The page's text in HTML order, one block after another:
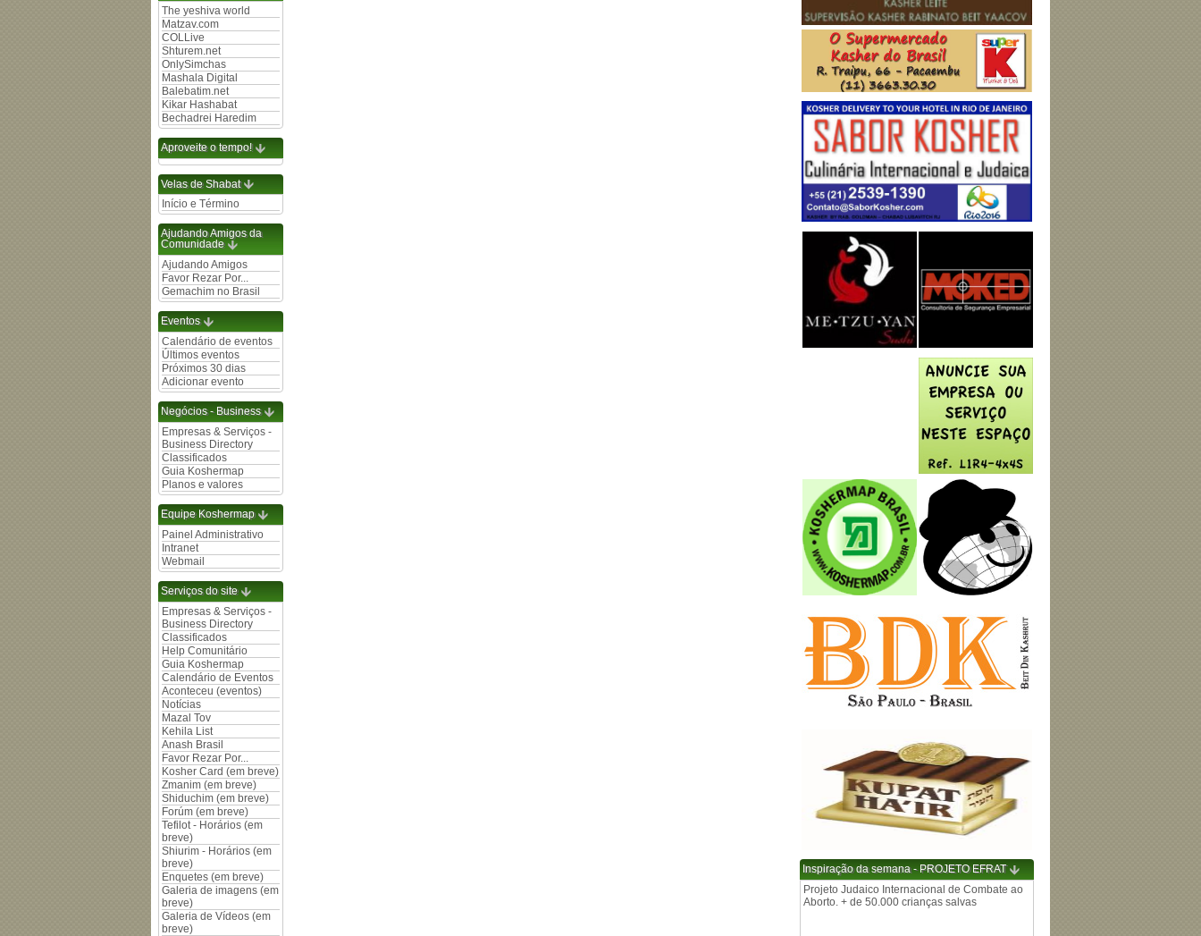
The yeshiva world
Matzav.com
COLLive
Shturem.net
OnlySimchas
Mashala Digital
Balebatim.net
Kikar Hashabat
Bechadrei Haredim
Aproveite o tempo!
Velas de Shabat
Início e Término
Ajudando Amigos da
Comunidade
Ajudando Amigos
Favor Rezar Por...
Gemachim no Brasil
Eventos
Calendário de eventos
Últimos eventos
Próximos 30 dias
Adicionar evento
Negócios - Business
Empresas & Serviços -
Business Directory
Classificados
Guia Koshermap
Planos e valores
Equipe Koshermap
Painel Administrativo
Intranet
Webmail
Serviços do site
Empresas & Serviços -
Business Directory
Classificados
Help Comunitário
Guia Koshermap
Calendário de Eventos
Aconteceu (eventos)
Notícias
Mazal Tov
Kehila List
Anash Brasil
Favor Rezar Por...
Kosher Card (em breve)
Zmanim (em breve)
Shiduchim (em breve)
Forúm (em breve)
Tefilot - Horários (em
breve)
Shiurim - Horários (em
breve)
Enquetes (em breve)
Galeria de imagens (em
breve)
Galeria de Vídeos (em
breve)
Inspiração da semana - PROJETO EFRAT
Projeto Judaico Internacional de Combate ao
Aborto. + de 50.000 crianças salvas